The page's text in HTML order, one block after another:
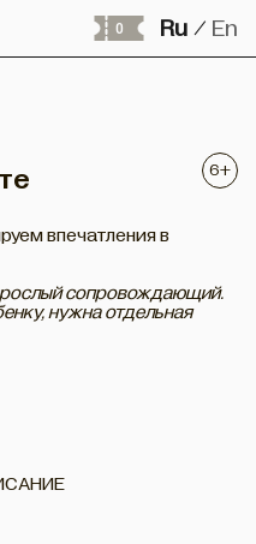
0 Ru / En
6+
впечатления в
сопровождающий.
нужна отдельная